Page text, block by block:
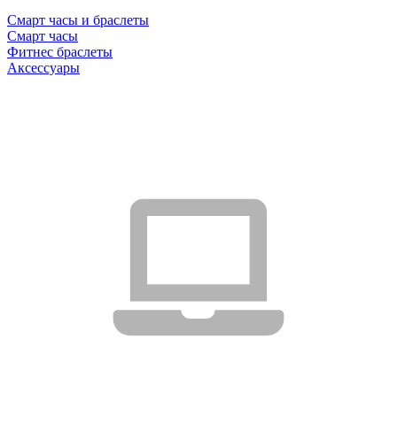
Смарт часы и браслеты
Смарт часы
Фитнес браслеты
Аксессуары